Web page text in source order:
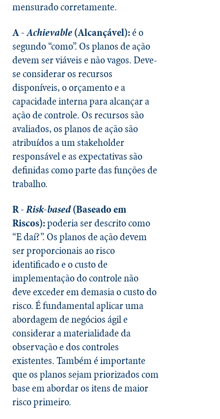
mensurado corretamente.
A -Achievable(Alcançável):é o
segundo “como”. Os planos de ação
devem ser viáveis e não vagos. Deve-
se considerar os recursos
disponíveis, o orçamento e a
capacidade interna para alcançar a
ação de controle. Os recursos são
avaliados, os planos de ação são
atribuídos a um stakeholder
responsável e as expectativas são
definidas como parte das funções de
trabalho.
R -Risk-based(Baseado em
Riscos):poderia ser descrito como
“E daí?”. Os planos de ação devem
ser proporcionais ao risco
identificado e o custo de
implementação do controle não
deve exceder em demasia o custo do
risco. É fundamental aplicar uma
abordagem de negócios ágil e
considerar a materialidade da
observação e dos controles
existentes. Também é importante
que os planos sejam priorizados com
base em abordar os itens de maior
risco primeiro.